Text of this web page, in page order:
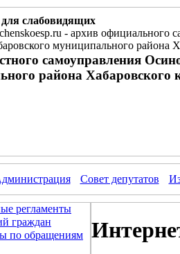
для слабовидящих
- архив официального
муниципального района
самоуправления
района Хабаровского
Совет депутатов
регламенты
граждан
по обращениям